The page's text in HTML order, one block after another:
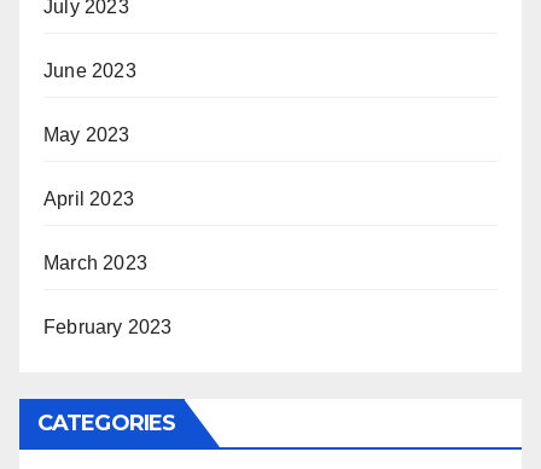
July 2023
June 2023
May 2023
April 2023
March 2023
February 2023
CATEGORIES